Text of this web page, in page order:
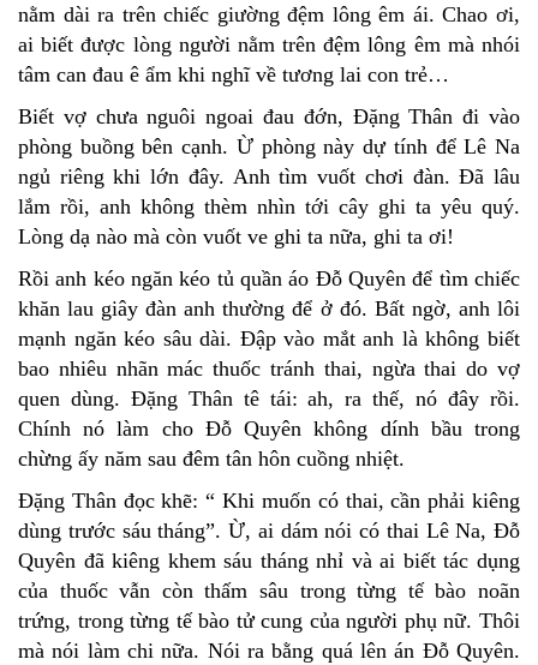
nằm dài ra trên chiếc giường đệm lông êm ái. Chao ơi,
ai biết được lòng người nằm trên đệm lông êm mà nhói
tâm can đau ê ẩm khi nghĩ về tương lai con trẻ…
Biết vợ chưa nguôi ngoai đau đớn, Đặng Thân đi vào
phòng buồng bên cạnh. Ừ phòng này dự tính để Lê Na
ngủ riêng khi lớn đây. Anh tìm vuốt chơi đàn. Đã lâu
lắm rồi, anh không thèm nhìn tới cây ghi ta yêu quý.
Lòng dạ nào mà còn vuốt ve ghi ta nữa, ghi ta ơi!
Rồi anh kéo ngăn kéo tủ quần áo Đỗ Quyên để tìm chiếc
khăn lau giây đàn anh thường để ở đó. Bất ngờ, anh lôi
mạnh ngăn kéo sâu dài. Đập vào mắt anh là không biết
bao nhiêu nhãn mác thuốc tránh thai, ngừa thai do vợ
quen dùng. Đặng Thân tê tái: ah, ra thế, nó đây rồi.
Chính nó làm cho Đỗ Quyên không dính bầu trong
chừng ấy năm sau đêm tân hôn cuồng nhiệt.
Đặng Thân đọc khẽ: “ Khi muốn có thai, cần phải kiêng
dùng trước sáu tháng”. Ừ, ai dám nói có thai Lê Na, Đỗ
Quyên đã kiêng khem sáu tháng nhỉ và ai biết tác dụng
của thuốc vẫn còn thấm sâu trong từng tế bào noãn
trứng, trong từng tế bào tử cung của người phụ nữ. Thôi
mà nói làm chi nữa. Nói ra bằng quá lên án Đỗ Quyên.